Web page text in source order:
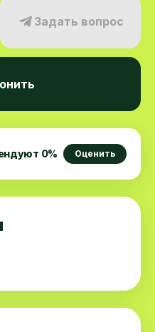
0% Оценить
Задать вопрос